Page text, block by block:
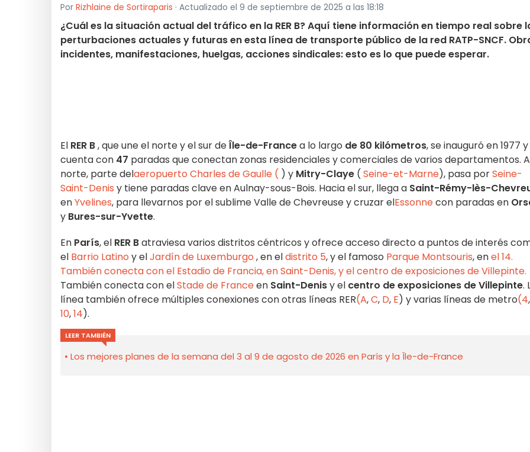
Por Rizhlaine de Sortiraparis · Actualizado el 9 de septiembre de 2025 a las 18:18
¿Cuál es la situación actual del tráfico en la RER B? Aquí tiene información en tiempo real sobre
perturbaciones actuales y futuras en esta línea de transporte público de la red RATP-SNCF.
incidentes, manifestaciones, huelgas, acciones sindicales: esto es lo que puede esperar.
El RER B, que une el norte y el sur deÎle-de-Francea lo largo de 80 kilómetros, se inauguró en 1977
cuenta con 47 paradas que conectan zonas residenciales y comerciales de varios departamentos.
norte, parte delaeropuerto Charles de Gaulle ( ) y Mitry-Claye ( Seine-et-Marne), pasa porSeine-
Saint-Denis y tiene paradas clave en Aulnay-sous-Bois. Hacia el sur, llega a Saint-Rémy-lès-
enYvelines, para llevarnos por el sublime Valle de Chevreuse y cruzar elEssonnecon paradas en
y Bures-sur-Yvette.
En París, el RER Batraviesa varios distritos céntricos y ofrece acceso directo a puntos de interés
el Barrio Latino y elJardín de Luxemburgo , en eldistrito 5, y el famoso Parque Montsouris, enel 14.
También conecta con el Estadio de Francia, en Saint-Denis, y el centro de exposiciones de Villepinte.
También conecta con elStade de Franceen Saint-Denisy el centro de exposiciones de Villepinte.
línea también ofrece múltiples conexiones con otras líneas RER(A,C, D, E) y varias líneas de metro(4
10,14).
LEER TAMBIÉN
Los mejores planes de la semana del 3 al 9 de agosto de 2026 en París y la Île-de-France